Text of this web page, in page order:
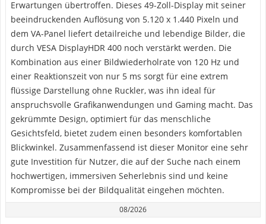
Erwartungen übertroffen. Dieses 49-Zoll-Display mit seiner
beeindruckenden Auflösung von 5.120 x 1.440 Pixeln und
dem VA-Panel liefert detailreiche und lebendige Bilder, die
durch VESA DisplayHDR 400 noch verstärkt werden. Die
Kombination aus einer Bildwiederholrate von 120 Hz und
einer Reaktionszeit von nur 5 ms sorgt für eine extrem
flüssige Darstellung ohne Ruckler, was ihn ideal für
anspruchsvolle Grafikanwendungen und Gaming macht. Das
gekrümmte Design, optimiert für das menschliche
Gesichtsfeld, bietet zudem einen besonders komfortablen
Blickwinkel. Zusammenfassend ist dieser Monitor eine sehr
gute Investition für Nutzer, die auf der Suche nach einem
hochwertigen, immersiven Seherlebnis sind und keine
Kompromisse bei der Bildqualität eingehen möchten.
08/2026